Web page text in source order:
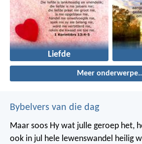
Liefde
Meer
Bybelvers van die dag
Maar soos Hy wat julle geroep het,
ook in jul hele lewenswandel heilig